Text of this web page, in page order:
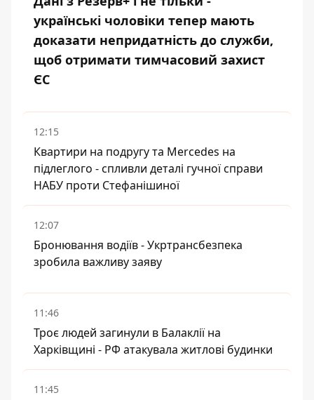
українські чоловіки тепер мають
доказати непридатність до служби,
щоб отримати тимчасовий захист
ЄС
12:15
Квартири на подругу та Mercedes на
підлеглого - спливли деталі гучної справи
НАБУ проти Стефанішиної
12:07
Бронювання водіїв - Укртрансбезпека
зробила важливу заяву
11:46
Троє людей загинули в Балаклії на
Харківщині - РФ атакувала житлові будинки
11:45